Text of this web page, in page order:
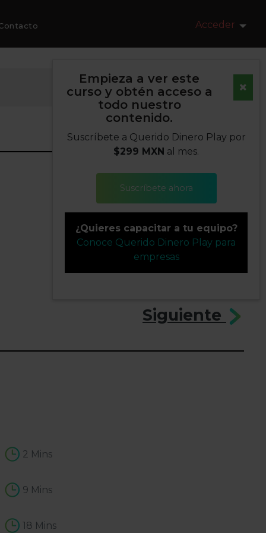
Acceder
Siguiente
2 Mins
9 Mins
18 Mins
Empieza a ver este
curso y obtén acceso a
todo nuestro
contenido.
Suscríbete a Querido Dinero Play por
$299 MXN al mes.
Suscríbete ahora
¿Quieres capacitar a tu equipo?
Conoce Querido Dinero Play para
empresas